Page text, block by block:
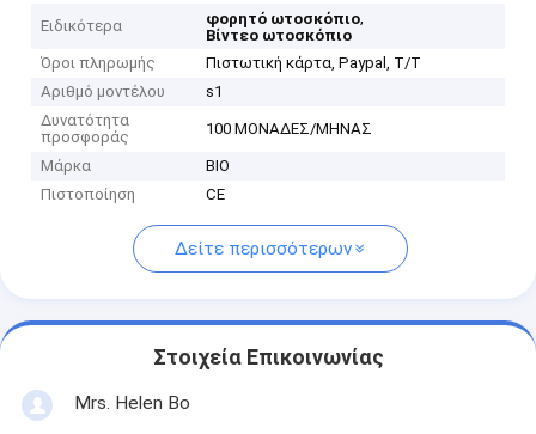
Ειδικότερα φορητό ωτοσκόπιο,
Βίντεο ωτοσκόπιο
Όροι πληρωμής
Πιστωτική κάρτα, Paypal, T/T
Αριθμό μοντέλου
s1
Δυνατότητα
προσφοράς
100 ΜΟΝΑΔΕΣ/ΜΗΝΑΣ
Μάρκα
BIO
Πιστοποίηση
CE
Δείτε περισσότερων
Στοιχεία Επικοινωνίας
Mrs. Helen Bo